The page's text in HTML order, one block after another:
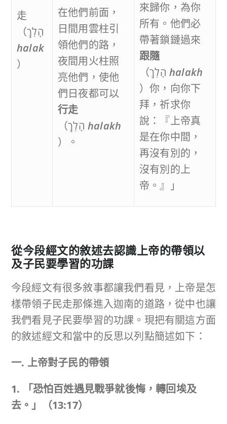
走
halak
）
在他們前面，
日間用雲柱引
領他們的路，
夜間用火柱照
亮他們，使他
們日夜都可以
行走
（הָלַךְhalakh
）。
來歸你，為你
所有。他們必
帶著鎖鏈過來
跟隨
（הָלַךְhalakh
）你，向你下
拜，祈求你
說：『上帝真
是在你中間，
再沒有別的，
沒有別的上
帝。』」
從今段經文的敘述去認識上帝的帶領以
及子民要學習的功課
今段經文有很多敘事都讓我們看見，上帝是怎
樣帶領子民走那條進入迦南的道路，從中也讓
我們看見子民要學習的功課。現把有關這方面
的敘述經文和當中的反思以列點簡述如下：
一. 上帝對子民的帶領
1. 「恐怕百姓遇見戰爭就後悔，轉回埃及
去。」
（13:17）